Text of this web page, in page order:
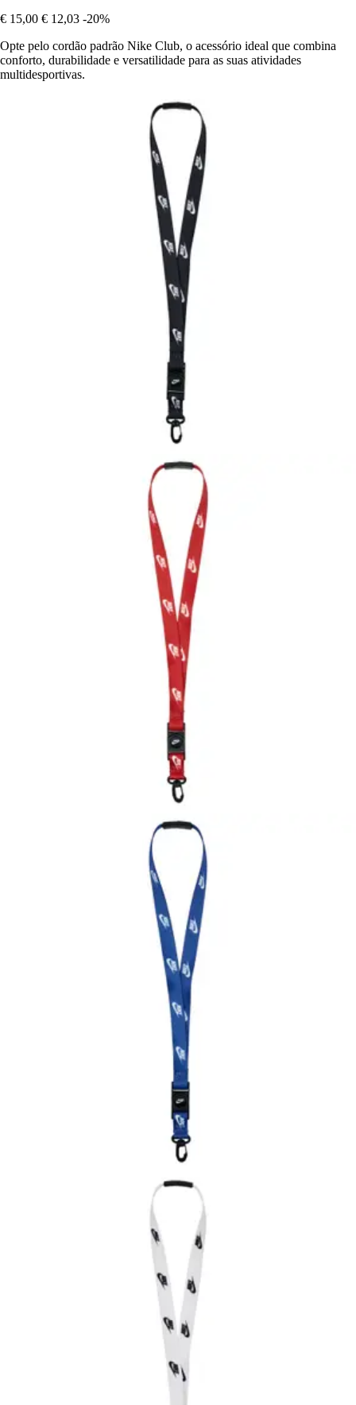
€ 15,00 € 12,03 -20%
Opte pelo cordão padrão Nike Club, o acessório ideal que combina
conforto, durabilidade e versatilidade para as suas atividades
multidesportivas.